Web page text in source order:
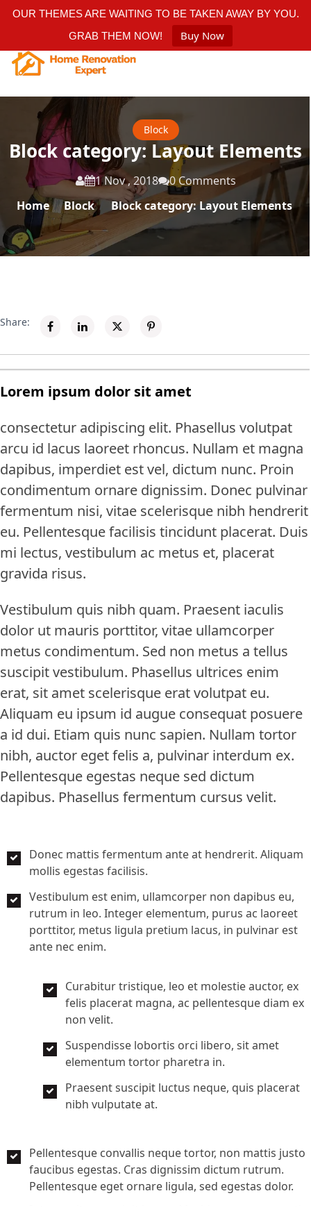
OUR THEMES ARE WAITING TO BE TAKEN AWAY BY YOU.
GRAB THEM NOW!
Buy Now
Block
Block category: Layout Elements
1 Nov , 2018
0 Comments
Home/ Block/ Block category: Layout Elements
Share:
Lorem ipsum dolor sit amet
consectetur adipiscing elit. Phasellus volutpat
arcu id lacus laoreet rhoncus. Nullam et magna
dapibus, imperdiet est vel, dictum nunc. Proin
condimentum ornare dignissim. Donec pulvinar
fermentum nisi, vitae scelerisque nibh hendrerit
eu. Pellentesque facilisis tincidunt placerat. Duis
mi lectus, vestibulum ac metus et, placerat
gravida risus.
Vestibulum quis nibh quam. Praesent iaculis
dolor ut mauris porttitor, vitae ullamcorper
metus condimentum. Sed non metus a tellus
suscipit vestibulum. Phasellus ultrices enim
erat, sit amet scelerisque erat volutpat eu.
Aliquam eu ipsum id augue consequat posuere
a id dui. Etiam quis nunc sapien. Nullam tortor
nibh, auctor eget felis a, pulvinar interdum ex.
Pellentesque egestas neque sed dictum
dapibus. Phasellus fermentum cursus velit.
Donec mattis fermentum ante at hendrerit. Aliquam
mollis egestas facilisis.
Vestibulum est enim, ullamcorper non dapibus eu,
rutrum in leo. Integer elementum, purus ac laoreet
porttitor, metus ligula pretium lacus, in pulvinar est
ante nec enim.
Curabitur tristique, leo et molestie auctor, ex
felis placerat magna, ac pellentesque diam ex
non velit.
Suspendisse lobortis orci libero, sit amet
elementum tortor pharetra in.
Praesent suscipit luctus neque, quis placerat
nibh vulputate at.
Pellentesque convallis neque tortor, non mattis justo
faucibus egestas. Cras dignissim dictum rutrum.
Pellentesque eget ornare ligula, sed egestas dolor.